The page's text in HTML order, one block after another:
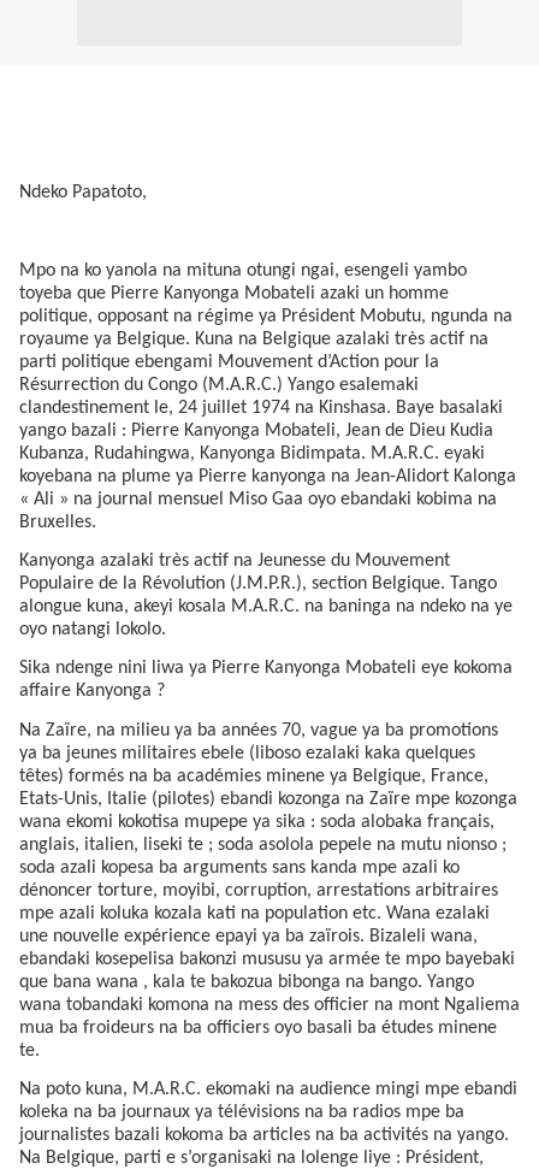
Ndeko Papatoto,
Mpo na ko yanola na mituna otungi ngai, esengeli yambo
toyeba que Pierre Kanyonga Mobateli azaki un homme
politique, opposant na régime ya Président Mobutu, ngunda na
royaume ya Belgique. Kuna na Belgique azalaki très actif na
parti politique ebengami Mouvement d’Action pour la
Résurrection du Congo (M.A.R.C.) Yango esalemaki
clandestinement le, 24 juillet 1974 na Kinshasa. Baye basalaki
yango bazali : Pierre Kanyonga Mobateli, Jean de Dieu Kudia
Kubanza, Rudahingwa, Kanyonga Bidimpata. M.A.R.C. eyaki
koyebana na plume ya Pierre kanyonga na Jean-Alidort Kalonga
« Ali » na journal mensuel Miso Gaa oyo ebandaki kobima na
Bruxelles.
Kanyonga azalaki très actif na Jeunesse du Mouvement
Populaire de la Révolution (J.M.P.R.), section Belgique. Tango
alongue kuna, akeyi kosala M.A.R.C. na baninga na ndeko na ye
oyo natangi lokolo.
Sika ndenge nini liwa ya Pierre Kanyonga Mobateli eye kokoma
affaire Kanyonga ?
Na Zaïre, na milieu ya ba années 70, vague ya ba promotions
ya ba jeunes militaires ebele (liboso ezalaki kaka quelques
têtes) formés na ba académies minene ya Belgique, France,
Etats-Unis, Italie (pilotes) ebandi kozonga na Zaïre mpe kozonga
wana ekomi kokotisa mupepe ya sika : soda alobaka français,
anglais, italien, liseki te ; soda asolola pepele na mutu nionso ;
soda azali kopesa ba arguments sans kanda mpe azali ko
dénoncer torture, moyibi, corruption, arrestations arbitraires
mpe azali koluka kozala kati na population etc. Wana ezalaki
une nouvelle expérience epayi ya ba zaïrois. Bizaleli wana,
ebandaki kosepelisa bakonzi mususu ya armée te mpo bayebaki
que bana wana , kala te bakozua bibonga na bango. Yango
wana tobandaki komona na mess des officier na mont Ngaliema
mua ba froideurs na ba officiers oyo basali ba études minene
te.
Na poto kuna, M.A.R.C. ekomaki na audience mingi mpe ebandi
koleka na ba journaux ya télévisions na ba radios mpe ba
journalistes bazali kokoma ba articles na ba activités na yango.
Na Belgique, parti e s’organisaki na lolenge liye : Président,